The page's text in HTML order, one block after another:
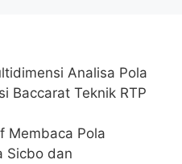
Analisa Pola
Baccarat Teknik RTP
Membaca Pola
Sicbo dan